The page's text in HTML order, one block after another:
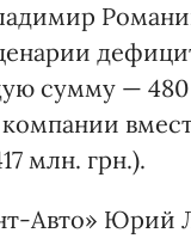
сумму —
млн. грн.).
Авто» Юрий